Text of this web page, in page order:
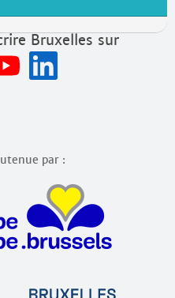
Bruxelles sur
par :